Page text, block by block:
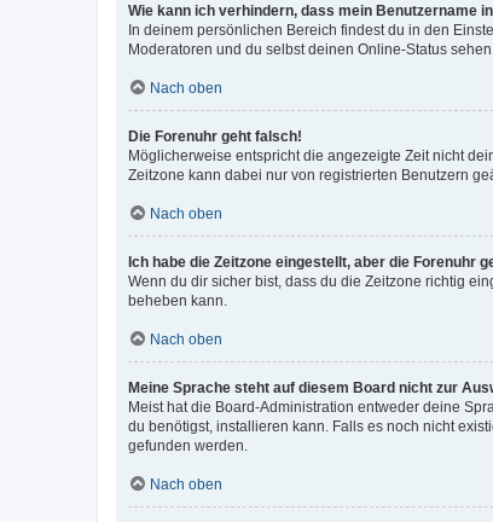
Wie kann ich verhindern, dass mein Benutzername
In deinem persönlichen Bereich findest du in den
Moderatoren und du selbst deinen Online-Status
Nach oben
Die Forenuhr geht falsch!
Möglicherweise entspricht die angezeigte Zeit nicht
Zeitzone kann dabei nur von registrierten Benutzern
Nach oben
Ich habe die Zeitzone eingestellt, aber die Forenuhr
Wenn du dir sicher bist, dass du die Zeitzone richtig
beheben kann.
Nach oben
Meine Sprache steht auf diesem Board nicht zur
Meist hat die Board-Administration entweder deine
du benötigst, installieren kann. Falls es noch nicht
gefunden werden.
Nach oben